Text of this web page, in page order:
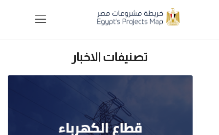
تصنيفات الاخبار